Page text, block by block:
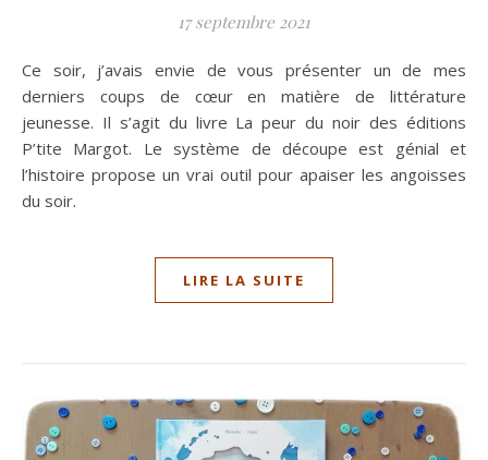
17 septembre 2021
Ce soir, j’avais envie de vous présenter un de mes
derniers coups de cœur en matière de littérature
jeunesse. Il s’agit du livre La peur du noir des éditions
P’tite Margot. Le système de découpe est génial et
l’histoire propose un vrai outil pour apaiser les angoisses
du soir.
LIRE LA SUITE